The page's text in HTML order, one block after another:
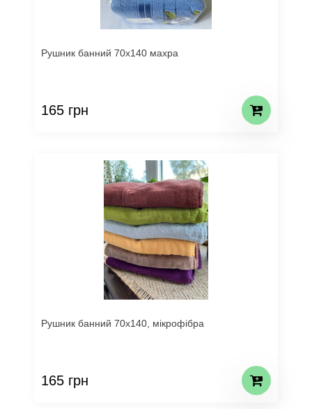
Рушник банний 70х140 махра
165 грн
Рушник банний 70х140, мікрофібра
165 грн